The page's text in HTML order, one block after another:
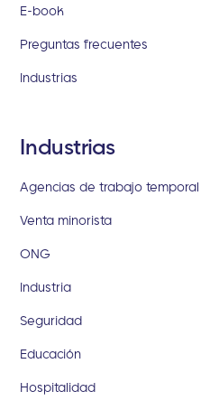
E-book
Preguntas frecuentes
Industrias
Industrias
Agencias de trabajo temporal
Venta minorista
ONG
Industria
Seguridad
Educación
Hospitalidad